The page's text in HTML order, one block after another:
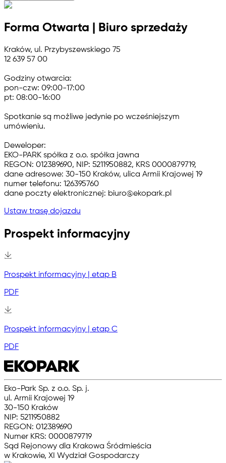
Forma Otwarta | Biuro sprzedaży
Kraków, ul. Przybyszewskiego 75
12 639 57 00
Godziny otwarcia:
pon-czw: 09:00-17:00
pt: 08:00-16:00
Spotkanie są możliwe jedynie po wcześniejszym
umówieniu.
Deweloper:
EKO-PARK spółka z o.o. spółka jawna
REGON: 012389690, NIP: 5211950882, KRS 0000879719,
dane adresowe: 30-150 Kraków, ulica Armii Krajowej 19
numer telefonu: 126395760
dane poczty elektronicznej: biuro@ekopark.pl
Ustaw trasę dojazdu
Prospekt informacyjny
Prospekt informacyjny | etap B
PDF
Prospekt informacyjny | etap C
PDF
Eko-Park Sp. z o.o. Sp. j.
ul. Armii Krajowej 19
30-150 Kraków
NIP: 5211950882
REGON: 012389690
Numer KRS: 0000879719
Sąd Rejonowy dla Krakowa Śródmieścia
w Krakowie, XI Wydział Gospodarczy